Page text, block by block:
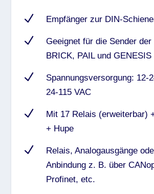
N Empfänger zur DIN-
N
Geeignet für die Sender der
BRICK, PAIL und GENESIS
N
Spannungsversorgung: 12-
24-115 VAC
N
Mit 17 Relais (erweiterbar)
+ Hupe
N
Relais, Analogausgänge
Anbindung z. B. über
Profinet, etc.